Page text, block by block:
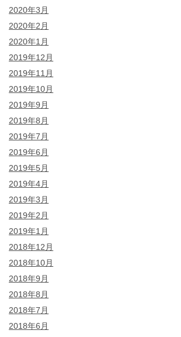
2020年3月
2020年2月
2020年1月
2019年12月
2019年11月
2019年10月
2019年9月
2019年8月
2019年7月
2019年6月
2019年5月
2019年4月
2019年3月
2019年2月
2019年1月
2018年12月
2018年10月
2018年9月
2018年8月
2018年7月
2018年6月